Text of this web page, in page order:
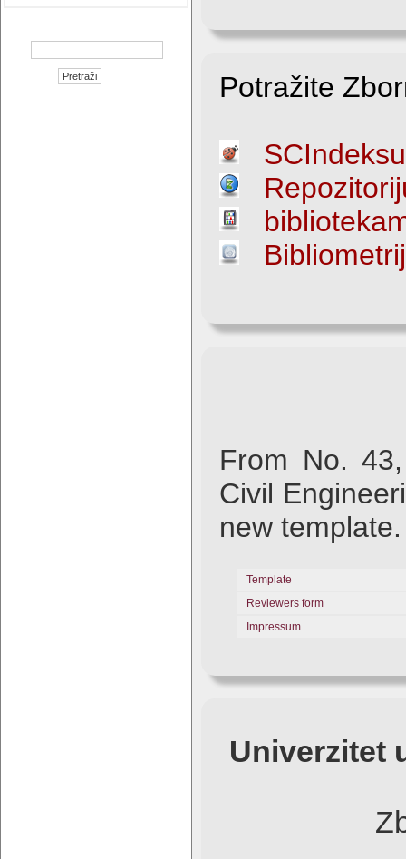
Potražite
SCIndeksu
From No.
Civil
new template.
Template
Reviewers form
Impressum
Univerzitet